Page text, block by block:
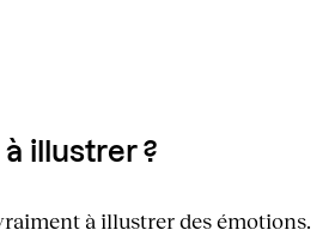
illustrer ?
à illustrer des émotions.